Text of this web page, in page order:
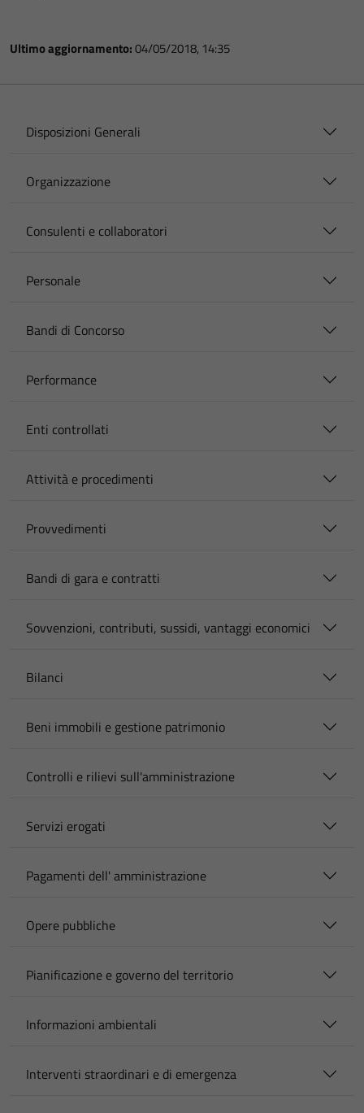
Ultimo aggiornamento:04/05/2018, 14:35
Disposizioni Generali
Organizzazione
Consulenti e collaboratori
Personale
Bandi di Concorso
Performance
Enti controllati
Attività e procedimenti
Provvedimenti
Bandi di gara e contratti
Sovvenzioni, contributi, sussidi, vantaggi economici
Bilanci
Beni immobili e gestione patrimonio
Controlli e rilievi sull'amministrazione
Servizi erogati
Pagamenti dell' amministrazione
Opere pubbliche
Pianificazione e governo del territorio
Informazioni ambientali
Interventi straordinari e di emergenza